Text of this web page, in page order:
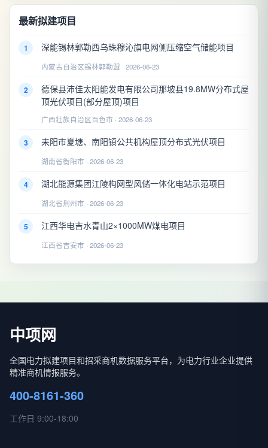
最新拟建项目
1 深能锡林郭勒西乌珠穆沁旗电网侧压缩空气储能项目
内蒙古自治区锡林郭勒盟 · 2026-06-23
2
德保县沛佳太阳能发电有限公司那坡县19.8MW分布式屋
顶光伏项目(部分屋顶)项目
广西壮族自治区百色市 · 2026-06-23
3 耒阳市夏塘、南阳镇公共机构屋顶分布式光伏项目
湖南省衡阳市 · 2026-06-23
4 湖北能源集团江陵构网型风储一体化电站示范项目
湖北省荆州市 · 2026-06-23
5 江西华电吉水青山2×1000MW煤电项目
江西省吉安市 · 2026-06-23
中项网
全国电力拟建项目和招采商机数据服务平台，为电力行业企业提供
精准商机情报服务。
400-8161-360
工作日 9:00-18:00